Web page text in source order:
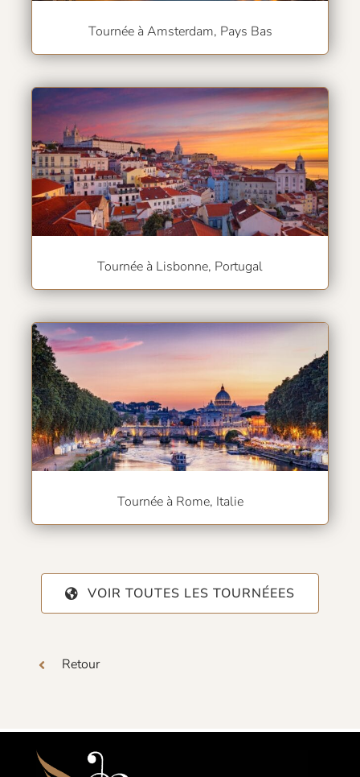
Tournée à Amsterdam, Pays Bas
Tournée à Lisbonne, Portugal
Tournée à Rome, Italie
VOIR TOUTES LES TOURNÉEES
Retour